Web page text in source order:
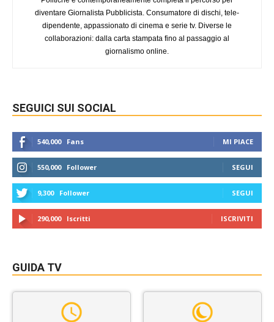
diventare Giornalista Pubblicista. Consumatore di dischi, tele-
dipendente, appassionato di cinema e serie tv. Diverse le
collaborazioni: dalla carta stampata fino al passaggio al
giornalismo online.
SEGUICI SUI SOCIAL
540,000 Fans MI PIACE
550,000 Follower SEGUI
9,300 Follower SEGUI
290,000 Iscritti ISCRIVITI
GUIDA TV